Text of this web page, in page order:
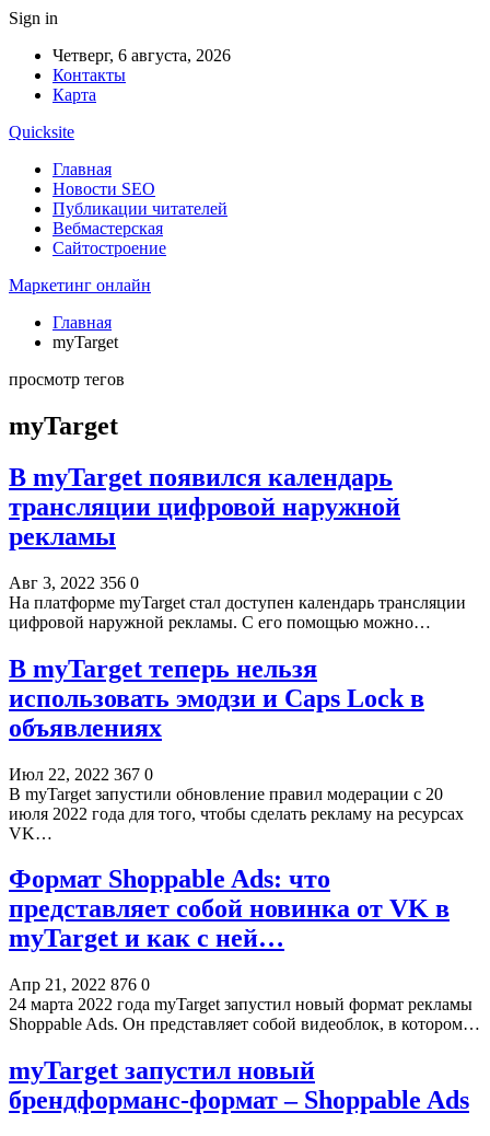
Sign in
Четверг, 6 августа, 2026
Контакты
Карта
Quicksite
Главная
Новости SEO
Публикации читателей
Вебмастерская
Сайтостроение
Маркетинг онлайн
Главная
myTarget
просмотр тегов
myTarget
В myTarget появился календарь
трансляции цифровой наружной
рекламы
Авг 3, 2022 356 0
На платформе myTarget стал доступен календарь трансляции
цифровой наружной рекламы. С его помощью можно…
В myTarget теперь нельзя
использовать эмодзи и Caps Lock в
объявлениях
Июл 22, 2022 367 0
В myTarget запустили обновление правил модерации с 20
июля 2022 года для того, чтобы сделать рекламу на ресурсах
VK…
Формат Shoppable Ads: что
представляет собой новинка от VK в
myTarget и как с ней…
Апр 21, 2022 876 0
24 марта 2022 года myTarget запустил новый формат рекламы
Shoppable Ads. Он представляет собой видеоблок, в котором…
myTarget запустил новый
брендформанс-формат – Shoppable Ads